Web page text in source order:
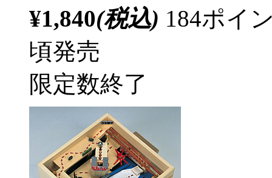
¥1,840(税込) 184ポイ
頃発売
限定数終了